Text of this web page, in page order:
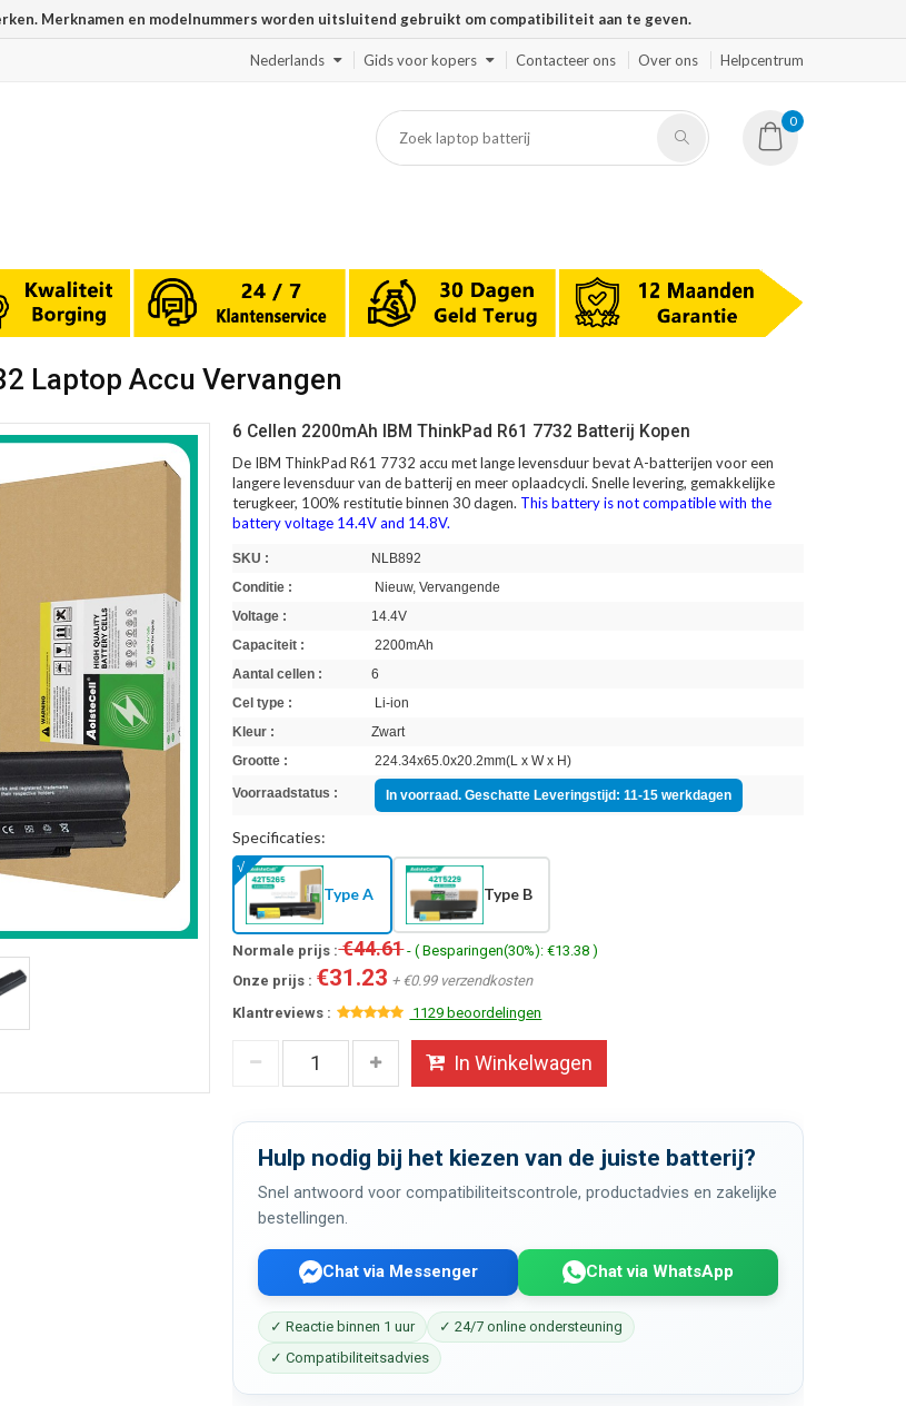
Merknamen en modelnummers worden uitsluitend gebruikt om compatibiliteit aan te geven.
Nederlands Gids voor kopers Contacteer ons Over ons Helpcentrum
0
Laptop Accu Vervangen
6 Cellen 2200mAh IBM ThinkPad R61 7732 Batterij Kopen
De IBM ThinkPad R61 7732 accu met lange levensduur bevat A-batterijen voor een
langere levensduur van de batterij en meer oplaadcycli. Snelle levering, gemakkelijke
terugkeer, 100% restitutie binnen 30 dagen. This battery is not compatible with the
battery voltage 14.4V and 14.8V.
SKU :
NLB892
Conditie :
Nieuw, Vervangende
Voltage :
14.4V
Capaciteit :
2200mAh
Aantal cellen :
6
Cel type :
Li-ion
Kleur :
Zwart
Grootte :
224.34x65.0x20.2mm(L x W x H)
Voorraadstatus : In voorraad. Geschatte Leveringstijd: 11-15 werkdagen
Specificaties:
Type A Type B
Normale prijs :€44.61- ( Besparingen(30%): €13.38 )
Onze prijs : €31.23 + €0.99 verzendkosten
Klantreviews :
1129 beoordelingen
In Winkelwagen
Hulp nodig bij het kiezen van de juiste batterij?
Snel antwoord voor compatibiliteitscontrole, productadvies en zakelijke
bestellingen.
Chat via Messenger Chat via WhatsApp
✓ Reactie binnen 1 uur
✓ 24/7 online ondersteuning
✓ Compatibiliteitsadvies